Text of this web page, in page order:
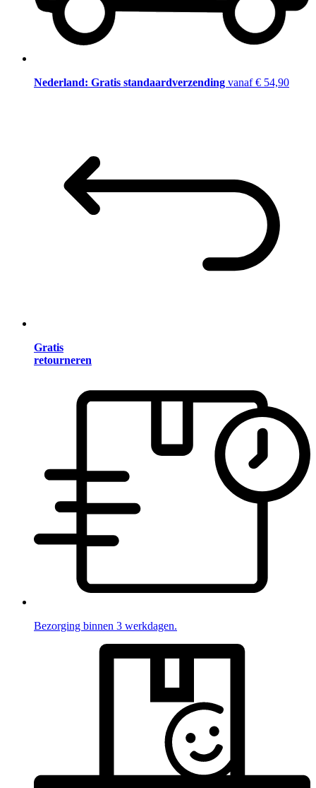
Nederland: Gratis standaardverzending vanaf € 54,90
Gratis
retourneren
Bezorging binnen 3 werkdagen.